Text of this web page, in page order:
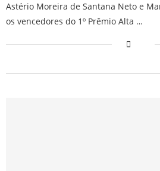
Astério Moreira de Santana Neto e
os vencedores do 1º Prêmio Alta …